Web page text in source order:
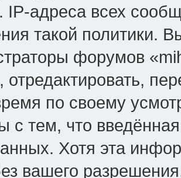
адреса всех
такой политики.
форумов
отредактировать,
по своему
с тем, что
Хотя эта
вашего